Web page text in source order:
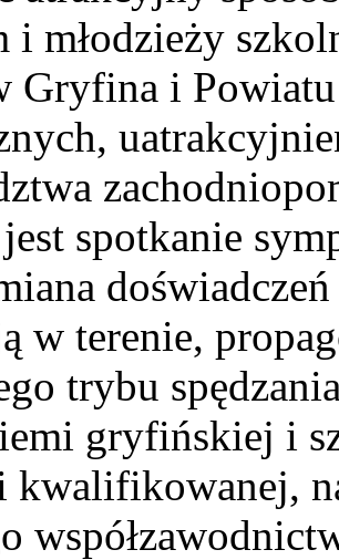
i młodzieży
Gryfina i
spotkanie
w terenie,
trybu
gryfińskiej i
kwalifikowanej,